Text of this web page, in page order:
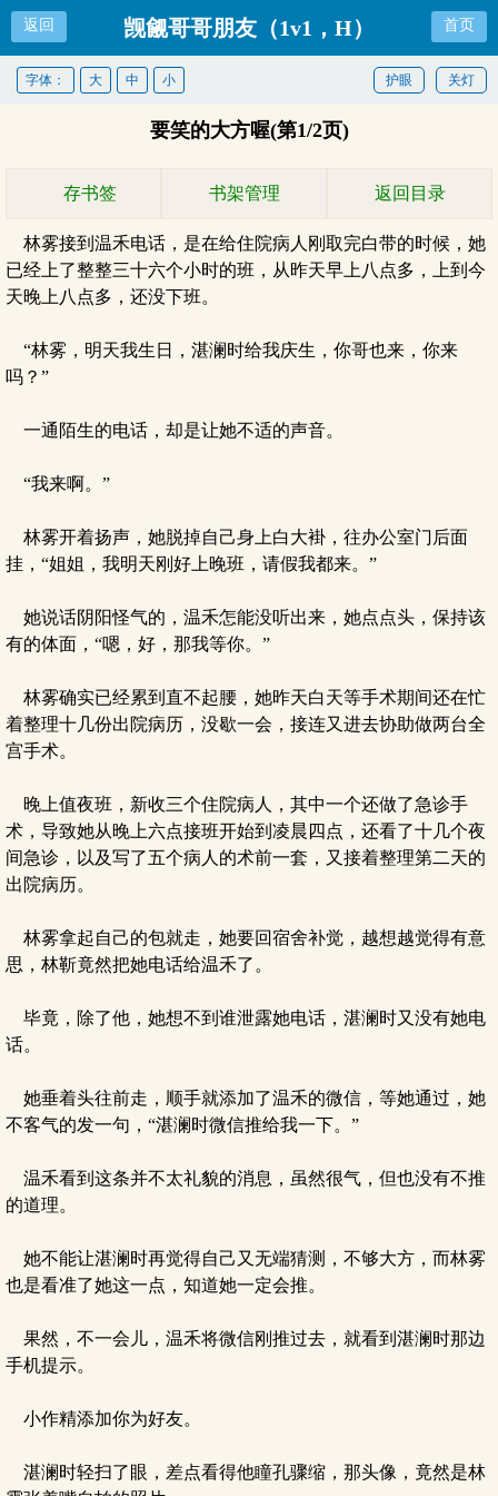
返回 觊觎哥哥朋友（1v1，H） 首页
关灯
护眼
字体： 大 中 小
要笑的大方喔(第1/2页)
存书签 书架管理 返回目录
林雾接到温禾电话，是在给住院病人刚取完白带的时候，她
已经上了整整三十六个小时的班，从昨天早上八点多，上到今
天晚上八点多，还没下班。
“林雾，明天我生日，湛澜时给我庆生，你哥也来，你来
吗？”
一通陌生的电话，却是让她不适的声音。
“我来啊。”
林雾开着扬声，她脱掉自己身上白大褂，往办公室门后面
挂，“姐姐，我明天刚好上晚班，请假我都来。”
她说话阴阳怪气的，温禾怎能没听出来，她点点头，保持该
有的体面，“嗯，好，那我等你。”
林雾确实已经累到直不起腰，她昨天白天等手术期间还在忙
着整理十几份出院病历，没歇一会，接连又进去协助做两台全
宫手术。
晚上值夜班，新收三个住院病人，其中一个还做了急诊手
术，导致她从晚上六点接班开始到凌晨四点，还看了十几个夜
间急诊，以及写了五个病人的术前一套，又接着整理第二天的
出院病历。
林雾拿起自己的包就走，她要回宿舍补觉，越想越觉得有意
思，林靳竟然把她电话给温禾了。
毕竟，除了他，她想不到谁泄露她电话，湛澜时又没有她电
话。
她垂着头往前走，顺手就添加了温禾的微信，等她通过，她
不客气的发一句，“湛澜时微信推给我一下。”
温禾看到这条并不太礼貌的消息，虽然很气，但也没有不推
的道理。
她不能让湛澜时再觉得自己又无端猜测，不够大方，而林雾
也是看准了她这一点，知道她一定会推。
果然，不一会儿，温禾将微信刚推过去，就看到湛澜时那边
手机提示。
小作精添加你为好友。
湛澜时轻扫了眼，差点看得他瞳孔骤缩，那头像，竟然是林